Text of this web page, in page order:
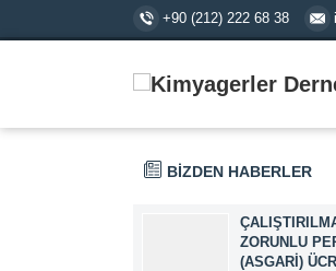
+90 (212) 222 68 38
BİZDEN HABERLER
ZORUNLU
(ASGARI)